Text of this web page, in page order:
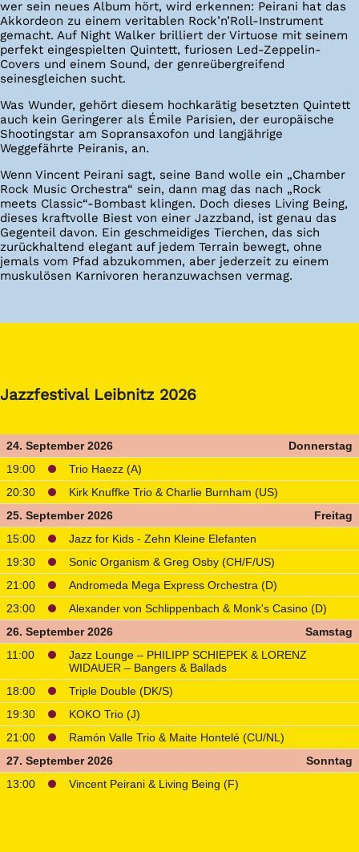
wer sein neues Album hört, wird erkennen: Peirani hat das
Akkordeon zu einem veritablen Rock’n’Roll-Instrument
gemacht. Auf Night Walker brilliert der Virtuose mit seinem
perfekt eingespielten Quintett, furiosen Led-Zeppelin-
Covers und einem Sound, der genreübergreifend
seinesgleichen sucht.
Was Wunder, gehört diesem hochkarätig besetzten Quintett
auch kein Geringerer als Émile Parisien, der europäische
Shootingstar am Sopransaxofon und langjährige
Weggefährte Peiranis, an.
Wenn Vincent Peirani sagt, seine Band wolle ein „Chamber
Rock Music Orchestra“ sein, dann mag das nach „Rock
meets Classic“-Bombast klingen. Doch dieses Living Being,
dieses kraftvolle Biest von einer Jazzband, ist genau das
Gegenteil davon. Ein geschmeidiges Tierchen, das sich
zurückhaltend elegant auf jedem Terrain bewegt, ohne
jemals vom Pfad abzukommen, aber jederzeit zu einem
muskulösen Karnivoren heranzuwachsen vermag.
Jazzfestival Leibnitz 2026
24. September 2026
Donnerstag
19:00
Trio Haezz (A)
20:30
Kirk Knuffke Trio & Charlie Burnham (US)
25. September 2026
Freitag
15:00
Jazz for Kids - Zehn Kleine Elefanten
19:30
Sonic Organism & Greg Osby (CH/F/US)
21:00
Andromeda Mega Express Orchestra (D)
23:00
Alexander von Schlippenbach & Monk's Casino (D)
26. September 2026
Samstag
11:00
Jazz Lounge – PHILIPP SCHIEPEK & LORENZ
WIDAUER – Bangers & Ballads
18:00
Triple Double (DK/S)
19:30
KOKO Trio (J)
21:00
Ramón Valle Trio & Maite Hontelé (CU/NL)
27. September 2026
Sonntag
13:00
Vincent Peirani & Living Being (F)